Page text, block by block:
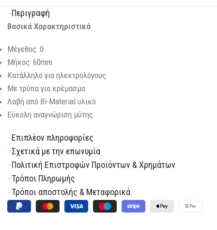
Περιγραφή
Βασικά Χαρακτηριστικά
Μέγεθος: 0
Μήκος: 60mm
Κατάλληλο για ηλεκτρολόγους
Με τρύπα για κρέμασμα
Λαβή από Bi-Material υλικό
Εύκολη αναγνώριση μύτης
Επιπλέον πληροφορίες
Σχετικά με την επωνυμία
Πολιτική Επιστροφών Προϊόντων & Χρημάτων
Τρόποι Πληρωμής
Τρόποι αποστολής & Μεταφορικά